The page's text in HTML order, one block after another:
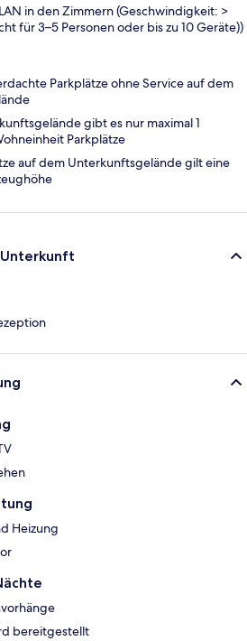
in den Zimmern (Geschwindigkeit: >
für 3–5 Personen oder bis zu 10 Geräte))
Parkplätze ohne Service auf dem
gibt es nur maximal 1
Parkplätze
auf dem Unterkunftsgelände gilt eine
Heizung
bereitgestellt